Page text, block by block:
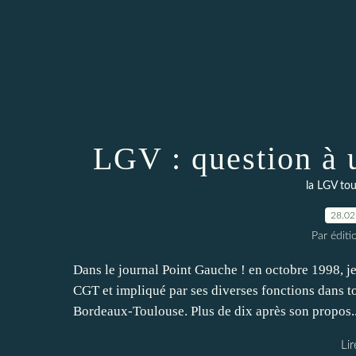
LGV : question à
la LGV
Par
Dans le journal Point Gauche ! en octobre 1998,
CGT et impliqué par ses diverses fonctions dans
Bordeaux-Toulouse. Plus de dix après son